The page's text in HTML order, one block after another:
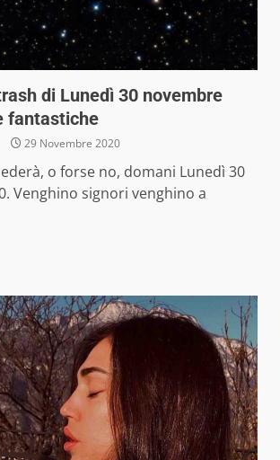
di Lunedì 30 novembre
fantastiche
29 Novembre 2020
o forse no, domani Lunedì 30
Venghino signori venghino a